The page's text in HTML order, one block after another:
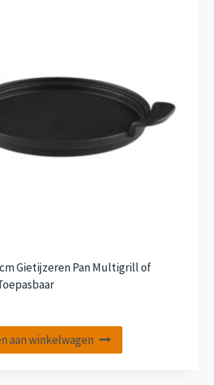
Gietijzeren Pan Multigrill of
aan winkelwagen